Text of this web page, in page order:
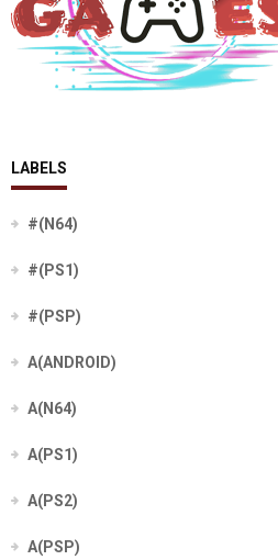
LABELS
#(N64)
#(PS1)
#(PSP)
A(ANDROID)
A(N64)
A(PS1)
A(PS2)
A(PSP)